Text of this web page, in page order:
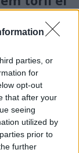
parties, or
for
opt-out
that after your
seeing
utilized by
prior to
further
*
***